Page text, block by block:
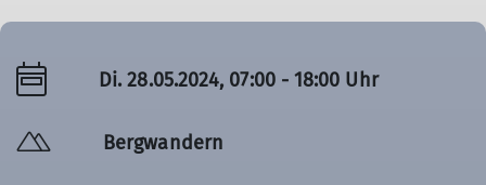
Di. 28.05.2024, 07:00 - 18:00 Uhr
Bergwandern